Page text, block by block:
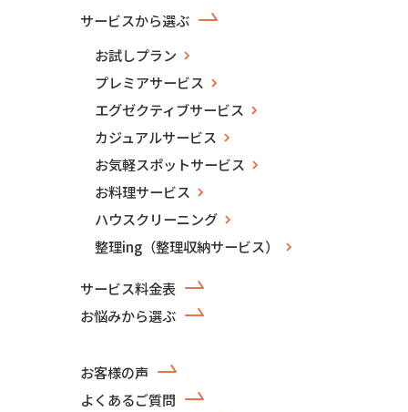
サービスから選ぶ
お試しプラン
プレミアサービス
エグゼクティブサービス
カジュアルサービス
お気軽スポットサービス
お料理サービス
ハウスクリーニング
整理ing（整理収納サービス）
サービス料金表
お悩みから選ぶ
お客様の声
よくあるご質問